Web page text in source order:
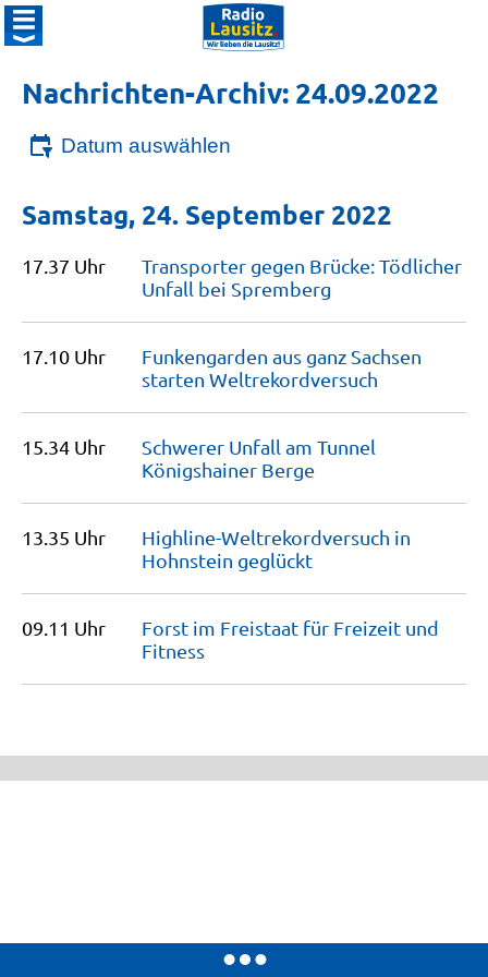
Nachrichten-Archiv: 24.09.2022
Datum auswählen
Samstag, 24. September 2022
17.37 Uhr
Transporter gegen Brücke: Tödlicher
Unfall bei Spremberg
17.10 Uhr
Funkengarden aus ganz Sachsen
starten Weltrekordversuch
15.34 Uhr
Schwerer Unfall am Tunnel
Königshainer Berge
13.35 Uhr
Highline-Weltrekordversuch in
Hohnstein geglückt
09.11 Uhr
Forst im Freistaat für Freizeit und
Fitness